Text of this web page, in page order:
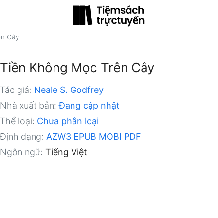
Cây
Tiền Không Mọc Trên Cây
Tác giả: Neale S. Godfrey
Nhà xuất bản: Đang cập nhật
Thể loại: Chưa phân loại
Định dạng: AZW3 EPUB MOBI PDF
Ngôn ngữ: Tiếng Việt